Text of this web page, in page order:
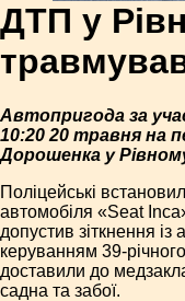
ДТП у
Автопригода за
10:20 20 травня на
Дорошенка у
Поліцейські
автомобіля «Seat
допустив зіткнення
керуванням 39-
доставили до
садна та забої.